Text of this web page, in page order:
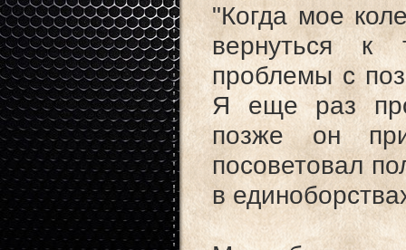
"Когда мое
вернуться к
проблемы с
Я еще раз
позже он
посоветовал
в